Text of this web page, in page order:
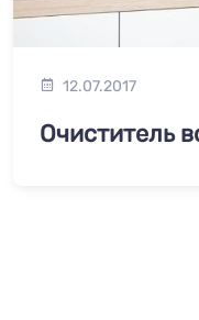
12.07.2017
Очиститель